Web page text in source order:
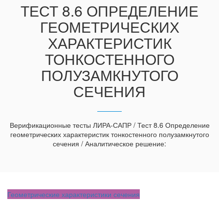
ТЕСТ 8.6 ОПРЕДЕЛЕНИЕ
ГЕОМЕТРИЧЕСКИХ
ХАРАКТЕРИСТИК
ТОНКОСТЕННОГО
ПОЛУЗАМКНУТОГО
СЕЧЕНИЯ
Верификационные тесты ЛИРА-САПР / Тест 8.6 Определение
геометрических характеристик тонкостенного полузамкнутого
сечения / Аналитическое решение:
Геометрические характеристики сечения